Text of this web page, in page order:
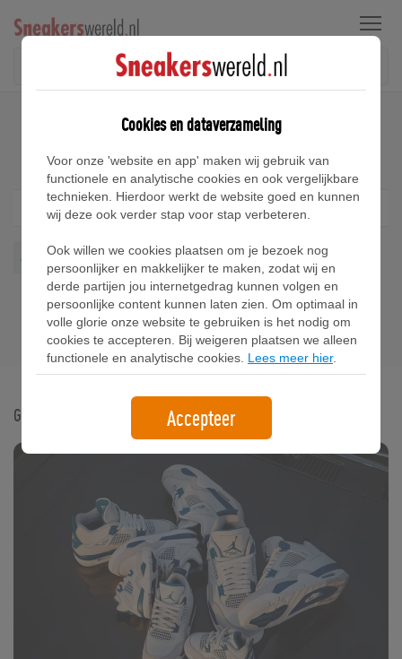
Menu
Jordan Jumpman Two Trey Sneakers
Jordan Jumpman Two Trey Wis alles
Gerelateerde artikelen
Cookies en dataverzameling
Voor onze 'website en app' maken wij gebruik van
functionele en analytische cookies en ook vergelijkbare
technieken. Hierdoor werkt de website goed en kunnen
wij deze ook verder stap voor stap verbeteren.
Ook willen we cookies plaatsen om je bezoek nog
persoonlijker en makkelijker te maken, zodat wij en
derde partijen jou internetgedrag kunnen volgen en
persoonlijke content kunnen laten zien. Om optimaal in
volle glorie onze website te gebruiken is het nodig om
cookies te accepteren. Bij weigeren plaatsen we alleen
functionele en analytische cookies. Lees meer hier.
Accepteer